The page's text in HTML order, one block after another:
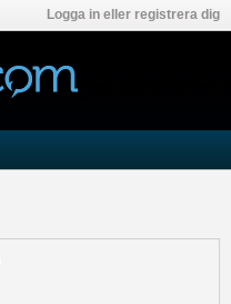
Logga in eller registrera dig